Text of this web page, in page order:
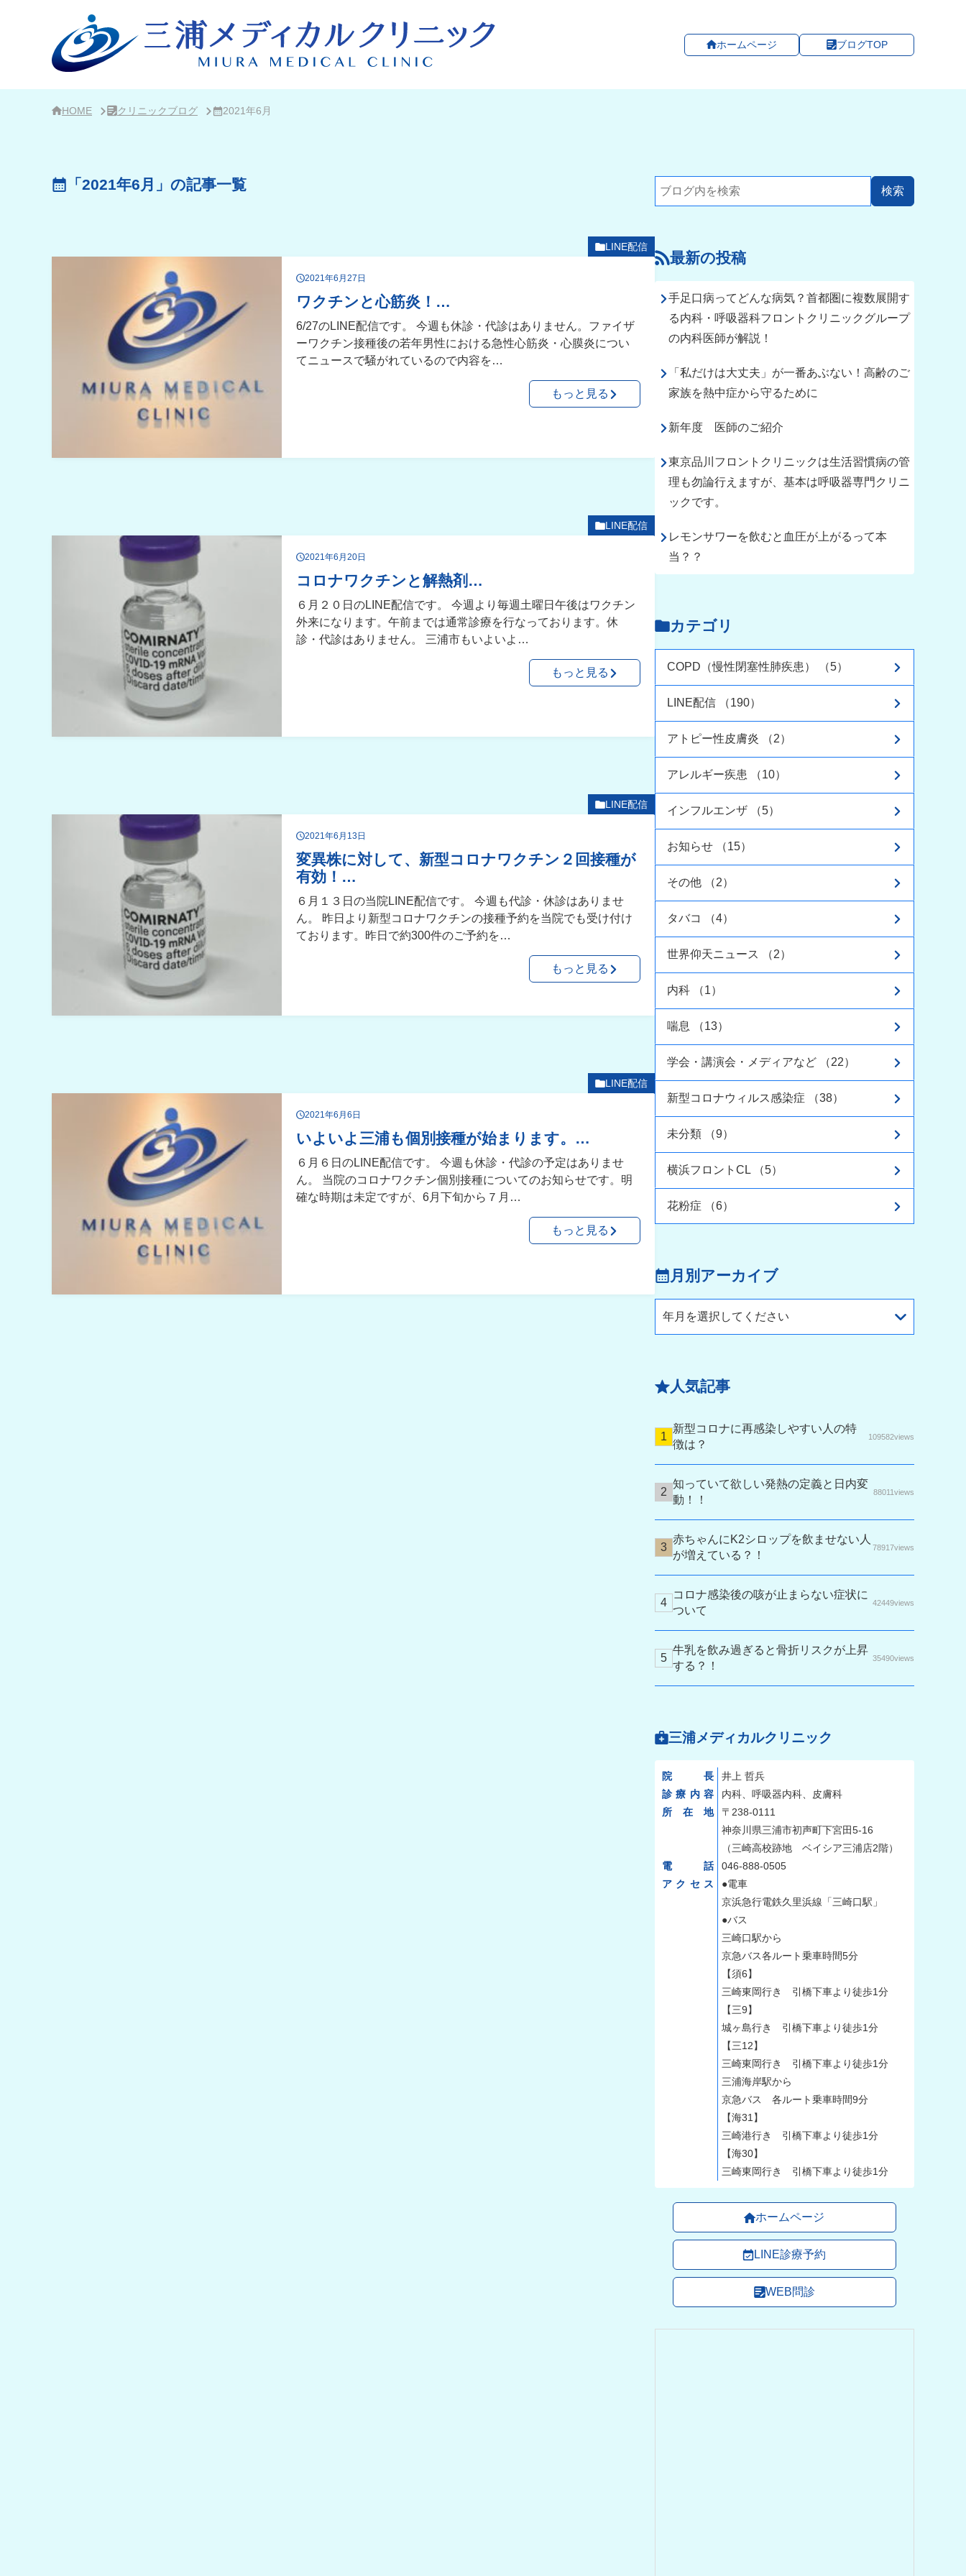
ッ
ホームページ ブログTOP
HOME クリニックブログ 2021年6月
「2021年6月」の記事一覧
LINE配信
2021年6月27日
ワクチンと心筋炎！…
6/27のLINE配信です。 今週も休診・代診はありません。ファイザ
ーワクチン接種後の若年男性における急性心筋炎・心膜炎につい
てニュースで騒がれているので内容を…
もっと見る
LINE配信
2021年6月20日
コロナワクチンと解熱剤…
６月２０日のLINE配信です。 今週より毎週土曜日午後はワクチン
外来になります。午前までは通常診療を行なっております。休
診・代診はありません。 三浦市もいよいよ…
もっと見る
LINE配信
2021年6月13日
変異株に対して、新型コロナワクチン２回接種が
有効！…
６月１３日の当院LINE配信です。 今週も代診・休診はありませ
ん。 昨日より新型コロナワクチンの接種予約を当院でも受け付け
ております。昨日で約300件のご予約を…
もっと見る
LINE配信
2021年6月6日
いよいよ三浦も個別接種が始まります。…
６月６日のLINE配信です。 今週も休診・代診の予定はありませ
ん。 当院のコロナワクチン個別接種についてのお知らせです。明
確な時期は未定ですが、6月下旬から７月…
もっと見る
最新の投稿
手足口病ってどんな病気？首都圏に複数展開す
る内科・呼吸器科フロントクリニックグループ
の内科医師が解説！
「私だけは大丈夫」が一番あぶない！高齢のご
家族を熱中症から守るために
新年度 医師のご紹介
東京品川フロントクリニックは生活習慣病の管
理も勿論行えますが、基本は呼吸器専門クリニ
ックです。
レモンサワーを飲むと血圧が上がるって本
当？？
カテゴリ
COPD（慢性閉塞性肺疾患） （5）
LINE配信 （190）
アトピー性皮膚炎 （2）
アレルギー疾患 （10）
インフルエンザ （5）
お知らせ （15）
その他 （2）
タバコ （4）
世界仰天ニュース （2）
内科 （1）
喘息 （13）
学会・講演会・メディアなど （22）
新型コロナウィルス感染症 （38）
未分類 （9）
横浜フロントCL （5）
花粉症 （6）
月別アーカイブ
年月を選択してください
人気記事
新型コロナに再感染しやすい人の特
徴は？
109582views
知っていて欲しい発熱の定義と日内変
動！！
88011views
赤ちゃんにK2シロップを飲ませない人
が増えている？！
78917views
コロナ感染後の咳が止まらない症状に
ついて
42449views
牛乳を飲み過ぎると骨折リスクが上昇
する？！
35490views
三浦メディカルクリニック
院長
井上 哲兵
診療内容
内科、呼吸器内科、皮膚科
所在地
〒238-0111
神奈川県三浦市初声町下宮田5-16
（三崎高校跡地 ベイシア三浦店2階）
電話
046-888-0505
アクセス
●電車
京浜急行電鉄久里浜線「三崎口駅」
●バス
三崎口駅から
京急バス各ルート乗車時間5分
【須6】
三崎東岡行き 引橋下車より徒歩1分
【三9】
城ヶ島行き 引橋下車より徒歩1分
【三12】
三崎東岡行き 引橋下車より徒歩1分
三浦海岸駅から
京急バス 各ルート乗車時間9分
【海31】
三崎港行き 引橋下車より徒歩1分
【海30】
三崎東岡行き 引橋下車より徒歩1分
ホームページ
LINE診療予約
WEB問診